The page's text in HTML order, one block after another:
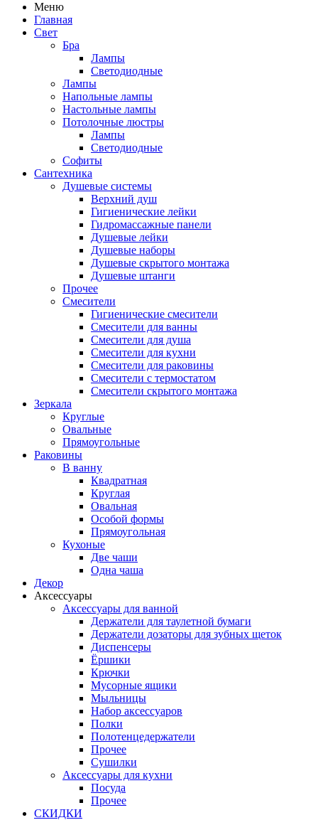
Меню
Главная
Свет
Бра
Лампы
Светодиодные
Лампы
Напольные лампы
Настольные лампы
Потолочные люстры
Лампы
Светодиодные
Софиты
Сантехника
Душевые системы
Верхний душ
Гигиенические лейки
Гидромассажные панели
Душевые лейки
Душевые наборы
Душевые скрытого монтажа
Душевые штанги
Прочее
Смесители
Гигиенические смесители
Смесители для ванны
Смесители для душа
Смесители для кухни
Смесители для раковины
Смесители с термостатом
Смесители скрытого монтажа
Зеркала
Круглые
Овальные
Прямоугольные
Раковины
В ванну
Квадратная
Круглая
Овальная
Особой формы
Прямоугольная
Кухоные
Две чаши
Одна чаша
Декор
Аксессуары
Аксессуары для ванной
Держатели для таулетной бумаги
Держатели дозаторы для зубных щеток
Диспенсеры
Ёршики
Крючки
Мусорные ящики
Мыльницы
Набор аксессуаров
Полки
Полотенцедержатели
Прочее
Сушилки
Аксессуары для кухни
Посуда
Прочее
СКИДКИ